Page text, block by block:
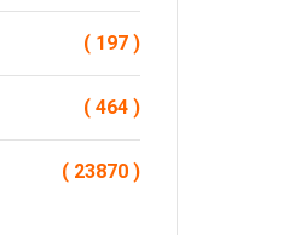
( 197 )
( 464 )
( 23870 )